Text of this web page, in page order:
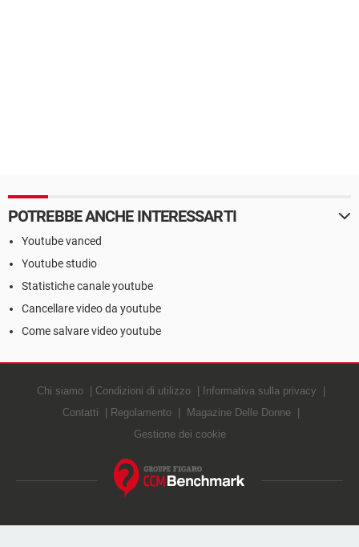
POTREBBE ANCHE INTERESSARTI
Youtube vanced
Youtube studio
Statistiche canale youtube
Cancellare video da youtube
Come salvare video youtube
Chi siamo Condizioni di utilizzo
Informativa sulla privacy
Contatti
Regolamento
Magazine Delle Donne
Gestione dei cookie